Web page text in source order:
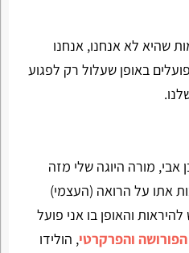
שהיא לא אנחנו, אנחנו
באופן שעלול רק לפגוע
אבי, מורה היוגה שלי מזה
אתו על הרואה (העצמי)
והאופן בו אני פועל
הפורושה והפרקרטי, הולידו